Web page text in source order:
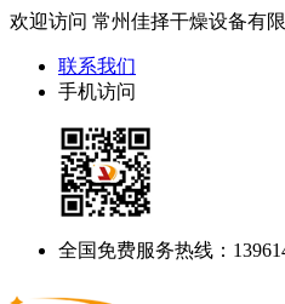
欢迎访问 常州佳择干燥设备有
联系我们
手机访问
全国免费服务热线：